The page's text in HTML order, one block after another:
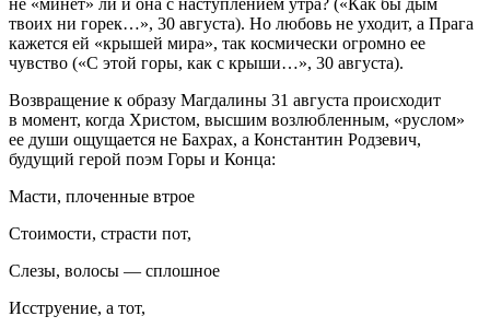
не «минет» ли и она с наступлением утра? («Как бы дым
твоих ни горек…», 30 августа). Но любовь не уходит, а Прага
кажется ей «крышей мира», так космически огромно ее
чувство («С этой горы, как с крыши…», 30 августа).
Возвращение к образу Магдалины 31 августа происходит
в момент, когда Христом, высшим возлюбленным, «руслом»
ее души ощущается не Бахрах, а Константин Родзевич,
будущий герой поэм Горы и Конца:
Масти, плоченные втрое
Стоимости, страсти пот,
Слезы, волосы — сплошное
Исструение, а тот,